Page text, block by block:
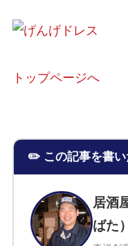
トップページへ
✏️ この記事を書い
居酒
ばた）